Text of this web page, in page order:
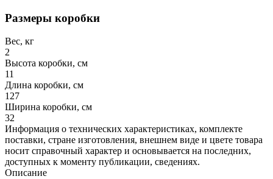
Размеры коробки
Вес, кг
2
Высота коробки, см
11
Длина коробки, см
127
Ширина коробки, см
32
Информация о технических характеристиках, комплекте
поставки, стране изготовления, внешнем виде и цвете товара
носит справочный характер и основывается на последних,
доступных к моменту публикации, сведениях.
Описание